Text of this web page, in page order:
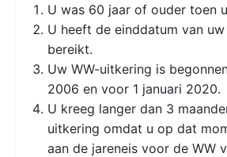
U was 60 jaar of ouder toen
U heeft de einddatum van
bereikt.
Uw WW-uitkering is
2006 en voor 1 januari 2020.
U kreeg langer dan 3
uitkering omdat u op dat
aan de jareneis voor de WW